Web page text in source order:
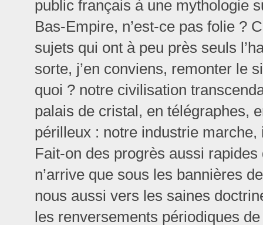
public français à une mythologie
Bas-Empire, n’est-ce pas folie ?
sujets qui ont à peu près seuls
sorte, j’en conviens, remonter le
quoi ? notre civilisation
palais de cristal, en télégraphes,
périlleux : notre industrie
Fait-on des progrès aussi
n’arrive que sous les bannières
nous aussi vers les saines
les renversements périodiques